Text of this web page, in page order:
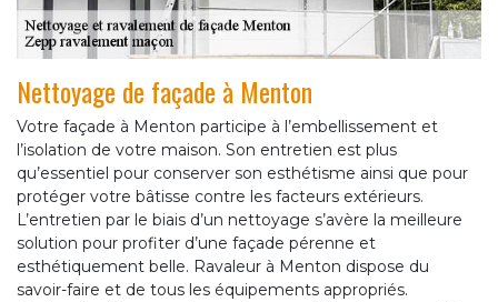
Nettoyage de façade à Menton
Votre façade à Menton participe à l’embellissement et
l’isolation de votre maison. Son entretien est plus
qu’essentiel pour conserver son esthétisme ainsi que pour
protéger votre bâtisse contre les facteurs extérieurs.
L’entretien par le biais d’un nettoyage s’avère la meilleure
solution pour profiter d’une façade pérenne et
esthétiquement belle. Ravaleur à Menton dispose du
savoir-faire et de tous les équipements appropriés.